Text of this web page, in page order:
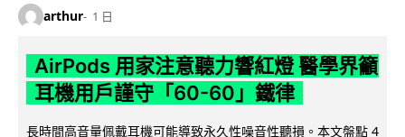
arthur 1 日
AirPods 用家注意聽力響紅燈 醫學界籲
耳機用戶謹守「60-60」鐵律
長時間高音量佩戴耳機可能導致永久性噪音性聽損。本文盤點 4